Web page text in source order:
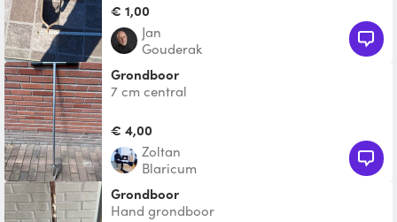
€ 1,00
Jan
Gouderak
Grondboor
7 cm central
€ 4,00
Zoltan
Blaricum
Grondboor
Hand grondboor